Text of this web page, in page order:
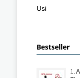
Usi
Bestseller
1.